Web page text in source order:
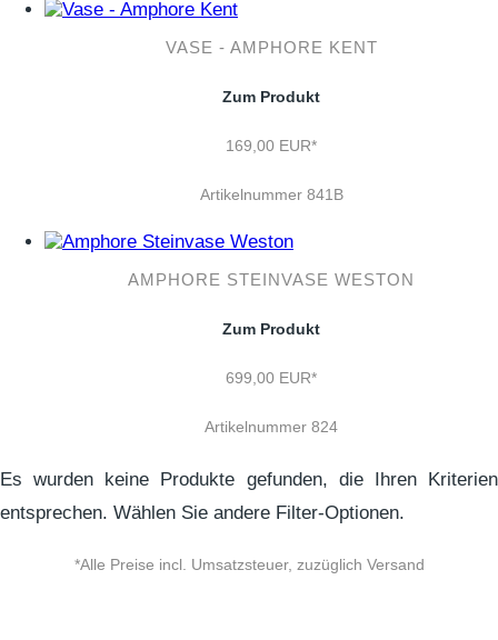
VASE - AMPHORE KENT
Zum Produkt
169,00 EUR*
Artikelnummer 841B
AMPHORE STEINVASE WESTON
Zum Produkt
699,00 EUR*
Artikelnummer 824
Es wurden keine Produkte gefunden, die Ihren Kriterien
entsprechen. Wählen Sie andere Filter-Optionen.
*Alle Preise incl. Umsatzsteuer, zuzüglich Versand